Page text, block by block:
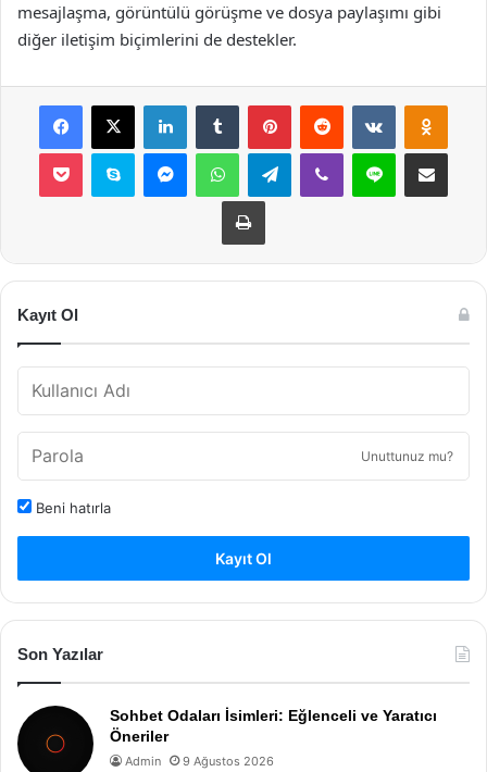
mesajlaşma, görüntülü görüşme ve dosya paylaşımı gibi
diğer iletişim biçimlerini de destekler.
Facebook
X LinkedInTumblr PinterestReddit VKontakte
Pocket Skype MessengerWhatsAppTelegramViber Line E-Posta ile
Yazdır
Kayıt Ol
Unuttunuz mu?
Beni hatırla
Kayıt Ol
Son Yazılar
Sohbet Odaları İsimleri: Eğlenceli ve Yaratıcı
Öneriler
Admin 9 Ağustos 2026